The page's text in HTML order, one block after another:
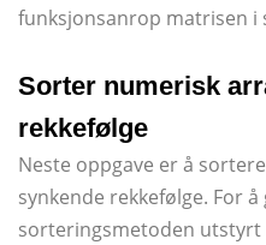
funksjonsanrop matrisen i
Sorter numerisk
rekkefølge
Neste oppgave er å
synkende rekkefølge. For
sorteringsmetoden